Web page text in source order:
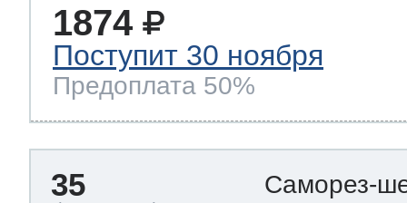
1874
Поступит 30 ноября
Предоплата 50%
35 Саморез-